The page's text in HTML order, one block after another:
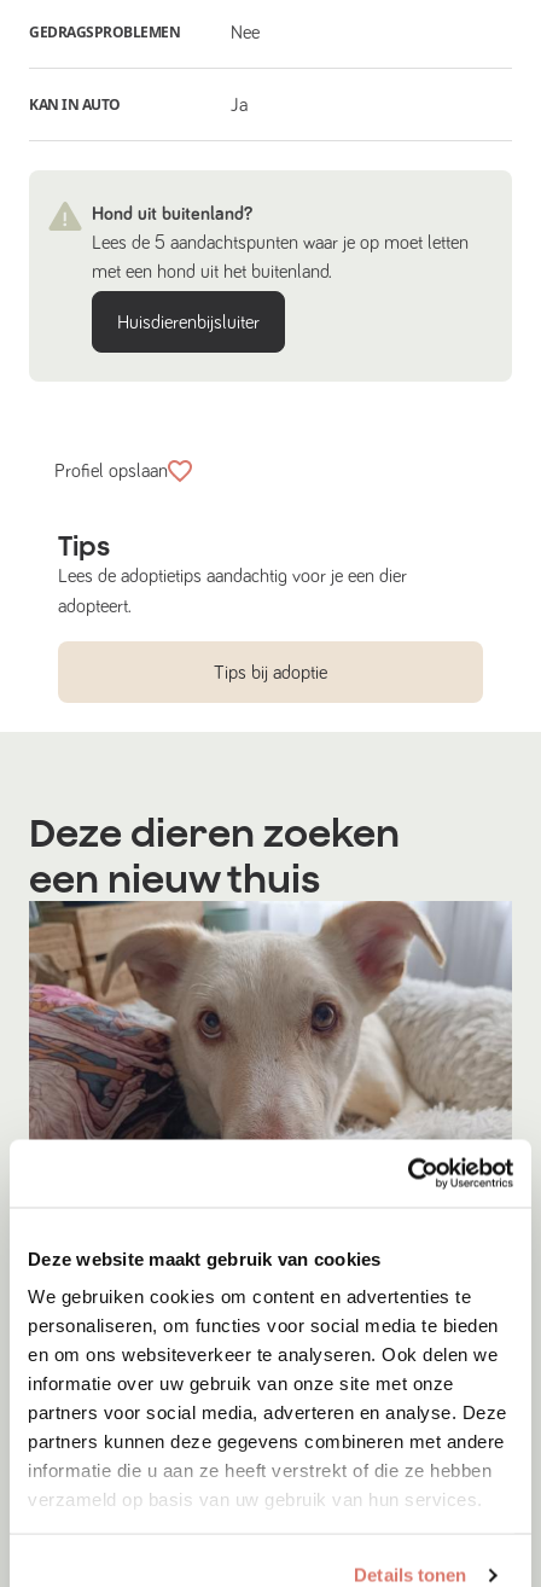
Deze website maakt gebruik van cookies
We gebruiken cookies om content en advertenties te
personaliseren, om functies voor social media te bieden
en om ons websiteverkeer te analyseren. Ook delen we
informatie over uw gebruik van onze site met onze
partners voor social media, adverteren en analyse. Deze
partners kunnen deze gegevens combineren met andere
informatie die u aan ze heeft verstrekt of die ze hebben
verzameld op basis van uw gebruik van hun services.
Details tonen
GEDRAGSPROBLEMEN Nee
KAN IN AUTO Ja
Hond uit buitenland?
Lees de 5 aandachtspunten waar je op moet letten
met een hond uit het buitenland.
Huisdierenbijsluiter
Profiel opslaan
Tips
Lees de adoptietips aandachtig voor je een dier
adopteert.
Tips bij adoptie
Deze dieren zoeken
een nieuw thuis
Bagero